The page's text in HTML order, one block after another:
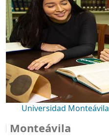
Universidad Monteávila